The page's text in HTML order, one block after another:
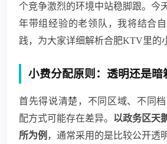
个竞争激烈的环境中站稳脚跟。今
年带组经验的老领队，我将结合
践，为大家详细解析合肥KTV里的
小费分配原则：透明还是暗
首先得说清楚，不同区域、不同
配方式可能存在差异。 以政务区天
所为例 ，通常采用的是比较公开透